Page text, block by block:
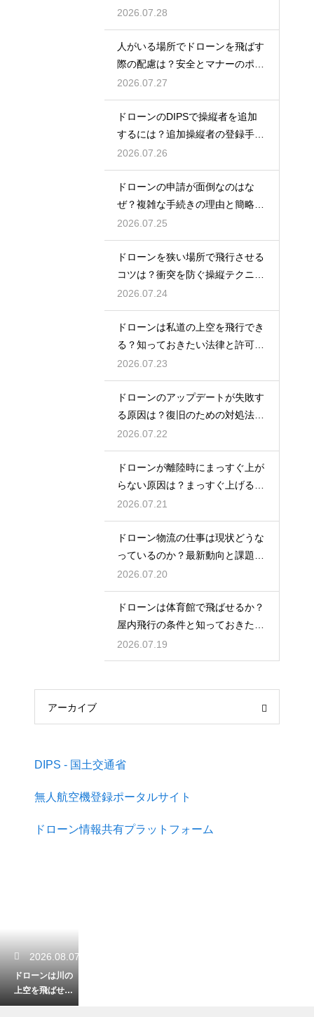
策を解説
2026.07.28
人がいる場所でドローンを飛ばす
際の配慮は？安全とマナーのポイ
ント
2026.07.27
ドローンのDIPSで操縦者を追加
するには？追加操縦者の登録手順
を解説
2026.07.26
ドローンの申請が面倒なのはな
ぜ？複雑な手続きの理由と簡略化
の動向
2026.07.25
ドローンを狭い場所で飛行させる
コツは？衝突を防ぐ操縦テクニッ
クを解説
2026.07.24
ドローンは私道の上空を飛行でき
る？知っておきたい法律と許可の
ルール
2026.07.23
ドローンのアップデートが失敗す
る原因は？復旧のための対処法を
解説
2026.07.22
ドローンが離陸時にまっすぐ上が
らない原因は？まっすぐ上げるた
めのコツを解説
2026.07.21
ドローン物流の仕事は現状どうな
っているのか？最新動向と課題を
解説
2026.07.20
ドローンは体育館で飛ばせるか？
屋内飛行の条件と知っておきたい
注意点
2026.07.19
アーカイブ
DIPS - 国土交通省
無人航空機登録ポータルサイト
ドローン情報共有プラットフォーム
2026.08.07
ドローンは川の
上空を飛ばせる
のか？飛行ルー